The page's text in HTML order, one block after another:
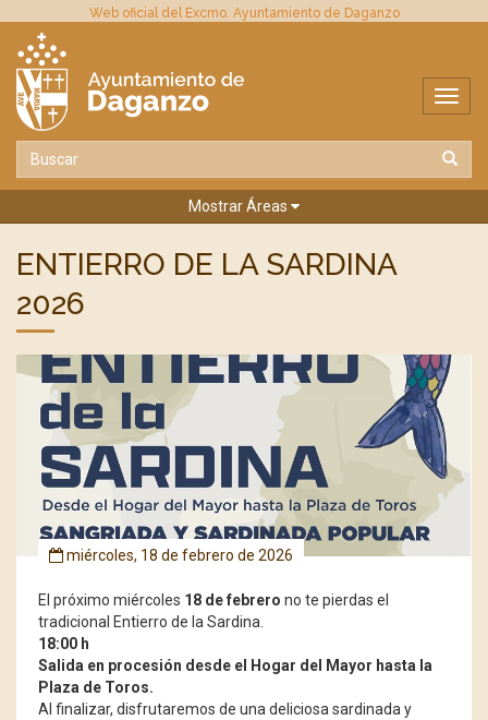
Web oficial del Excmo. Ayuntamiento de Daganzo
Mostrar Áreas
ENTIERRO DE LA SARDINA
2026
miércoles, 18 de febrero de 2026
El próximo miércoles 18 de febrero no te pierdas el
tradicional Entierro de la Sardina.
18:00 h
Salida en procesión desde el Hogar del Mayor hasta la
Plaza de Toros.
Al finalizar, disfrutaremos de una deliciosa sardinada y